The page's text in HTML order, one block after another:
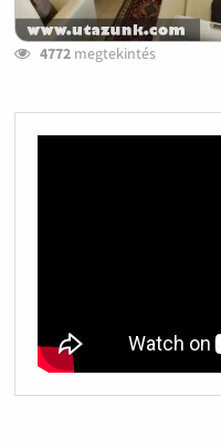
4772megtekintés